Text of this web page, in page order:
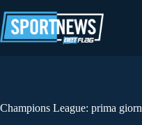
al
contenuto
Champions League: prima